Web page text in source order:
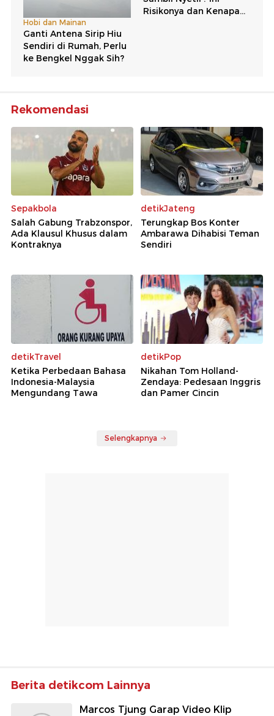
Rekomendasi
Sepakbola
Salah Gabung Trabzonspor,
Ada Klausul Khusus dalam
Kontraknya
detikJateng
Terungkap Bos Konter
Ambarawa Dihabisi Teman
Sendiri
detikTravel
Ketika Perbedaan Bahasa
Indonesia-Malaysia
Mengundang Tawa
detikPop
Nikahan Tom Holland-
Zendaya: Pedesaan Inggris
dan Pamer Cincin
Selengkapnya
Berita detikcom Lainnya
Marcos Tjung Garap Video Klip